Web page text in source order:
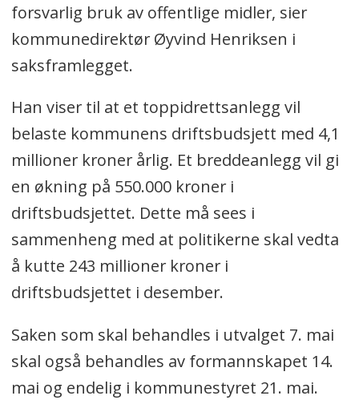
forsvarlig bruk av offentlige midler, sier
kommunedirektør Øyvind Henriksen i
saksframlegget.
Han viser til at et toppidrettsanlegg vil
belaste kommunens driftsbudsjett med 4,1
millioner kroner årlig. Et breddeanlegg vil gi
en økning på 550.000 kroner i
driftsbudsjettet. Dette må sees i
sammenheng med at politikerne skal vedta
å kutte 243 millioner kroner i
driftsbudsjettet i desember.
Saken som skal behandles i utvalget 7. mai
skal også behandles av formannskapet 14.
mai og endelig i kommunestyret 21. mai.